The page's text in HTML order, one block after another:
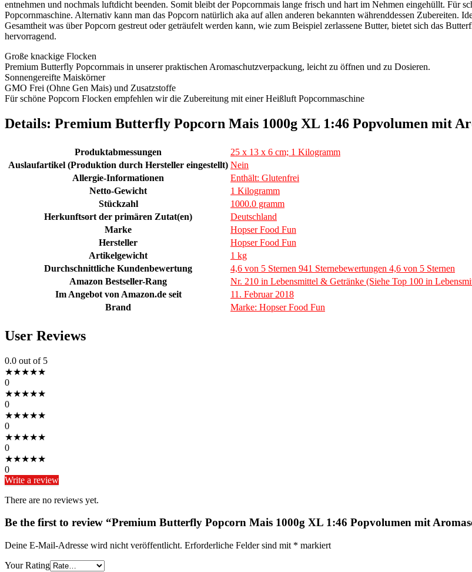
entnehmen und nochmals luftdicht beenden. Somit bleibt der Popcornmais lange frisch und hart im Nehmen eingehüllt. Für
Popcornmaschine. Alternativ kann man das Popcorn natürlich aka auf allen anderen bekannten währenddessen Zubereiten.
Gesamtheit was über Popcorn gestreut oder geträufelt werden kann, wie zum Beispiel zerlassene Butter, bietet sich das
hervorragend.
Große knackige Flocken
Premium Butterfly Popcornmais in unserer praktischen Aromaschutzverpackung, leicht zu öffnen und zu Dosieren.
Sonnengereifte Maiskörner
GMO Frei (Ohne Gen Mais) und Zusatzstoffe
Für schöne Popcorn Flocken empfehlen wir die Zubereitung mit einer Heißluft Popcornmaschine
Details: Premium Butterfly Popcorn Mais 1000g XL 1:46 Popvolumen mit
Produktabmessungen
25 x 13 x 6 cm; 1 Kilogramm
Auslaufartikel (Produktion durch Hersteller eingestellt) Nein
Allergie-Informationen
Enthält: Glutenfrei
Netto-Gewicht
1 Kilogramm
Stückzahl
1000.0 gramm
Herkunftsort der primären Zutat(en)
Deutschland
Marke
Hopser Food Fun
Hersteller
Hopser Food Fun
Artikelgewicht
1 kg
Durchschnittliche Kundenbewertung
4,6 von 5 Sternen 941 Sternebewertungen 4,6 von 5 Sternen
Amazon Bestseller-Rang
Nr. 210 in Lebensmittel & Getränke (Siehe Top 100 in
Im Angebot von Amazon.de seit
11. Februar 2018
Brand
Marke: Hopser Food Fun
User Reviews
0.0 out of 5
★★★★★
0
★★★★★
0
★★★★★
0
★★★★★
0
★★★★★
0
Write a review
There are no reviews yet.
Be the first to review “Premium Butterfly Popcorn Mais 1000g XL 1:46 Popvolumen mit
Deine E-Mail-Adresse wird nicht veröffentlicht. Erforderliche Felder sind mit * markiert
Your Rating